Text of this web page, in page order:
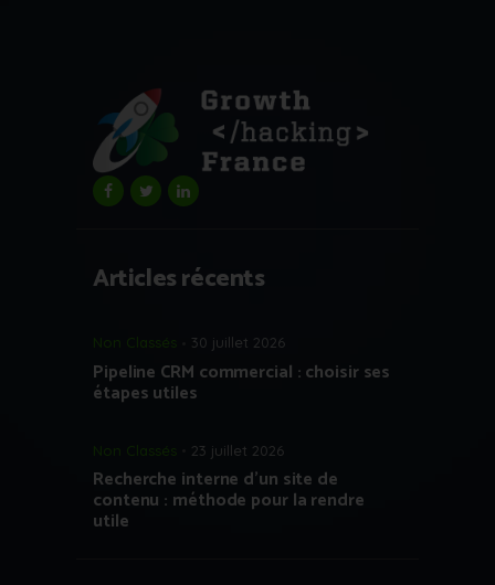
Articles récents
Non Classés 30 juillet 2026
Pipeline CRM commercial : choisir ses
étapes utiles
Non Classés 23 juillet 2026
Recherche interne d’un site de
contenu : méthode pour la rendre
utile